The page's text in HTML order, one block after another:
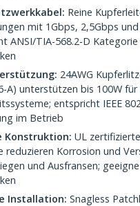
Reine
mit 1Gbps, 2,5Gbps
ANSI/TIA-568.2-D
24AWG
A) unterstützen bis 100W
entspricht IEEE
im Betrieb
Konstruktion: UL
reduzieren Korrosion und
und Ausfransen;
Installation: Snagless